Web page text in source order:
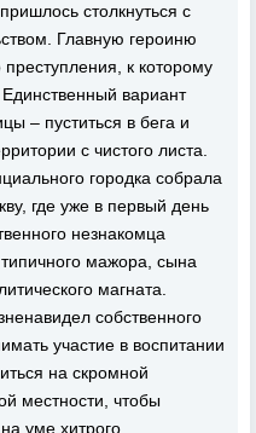
столкнуться с
Главную героиню
к которому
вариант
– пуститься в бега и
с чистого листа.
городка собрала
где уже в первый день
незнакомца
мажора, сына
магната.
собственного
участие в воспитании
на скромной
местности, чтобы
уме хитрого